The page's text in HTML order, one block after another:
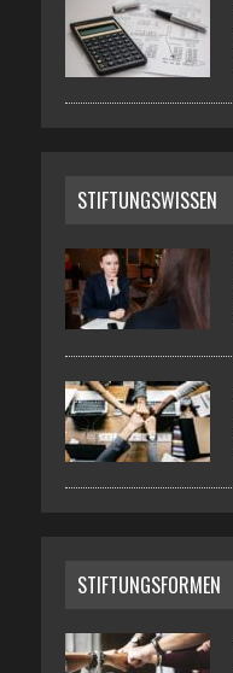
STIFTUNGSWISSEN
STIFTUNGSFORMEN